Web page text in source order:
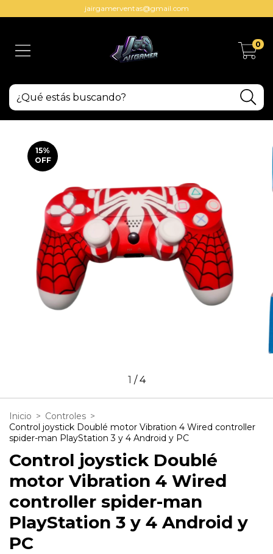
jairgamerventas@gmail.com
0
15%
OFF
1 /4
Inicio > Controles >
Control joystick Doublé motor Vibration 4 Wired controller
spider-man PlayStation 3 y 4 Android y PC
Control joystick Doublé
motor Vibration 4 Wired
controller spider-man
PlayStation 3 y 4 Android y
PC